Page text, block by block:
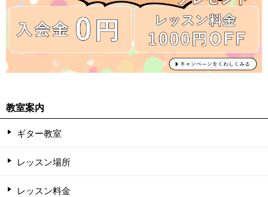
教室案内
ギター教室
レッスン場所
レッスン料金